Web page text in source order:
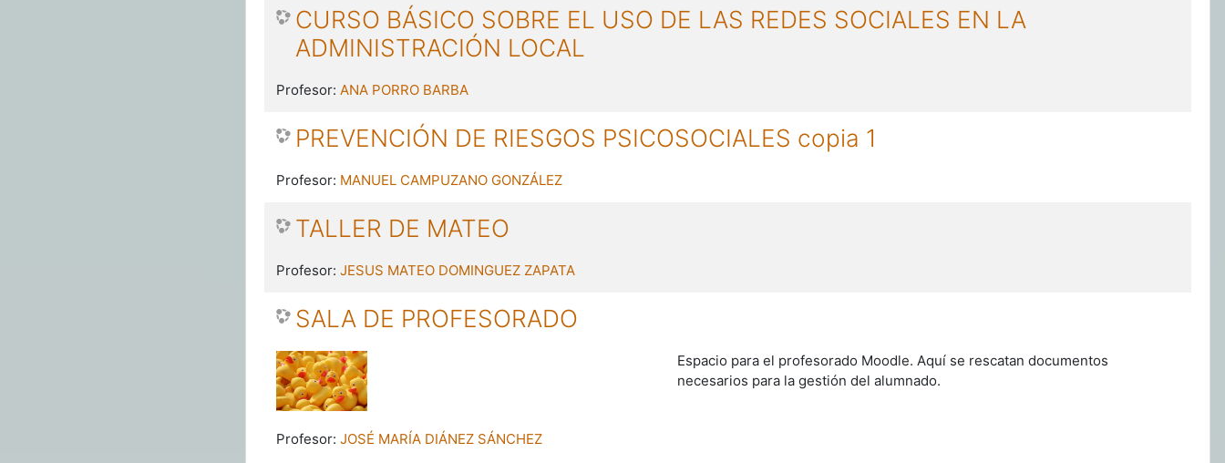
CURSO BÁSICO SOBRE EL USO DE LAS REDES SOCIALES EN LA
ADMINISTRACIÓN LOCAL
Profesor: ANA PORRO BARBA
PREVENCIÓN DE RIESGOS PSICOSOCIALES copia 1
Profesor: MANUEL CAMPUZANO GONZÁLEZ
TALLER DE MATEO
Profesor: JESUS MATEO DOMINGUEZ ZAPATA
SALA DE PROFESORADO
Espacio para el profesorado Moodle. Aquí se rescatan documentos
necesarios para la gestión del alumnado.
Profesor: JOSÉ MARÍA DIÁNEZ SÁNCHEZ